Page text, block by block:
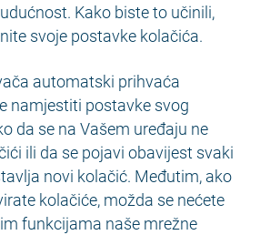
Kako biste to učinili,
svoje postavke kolačića.
automatski prihvaća
namjestiti postavke svog
da se na Vašem uređaju ne
ili da se pojavi obavijest svaki
novi kolačić. Međutim, ako
kolačiće, možda se nećete
funkcijama naše mrežne